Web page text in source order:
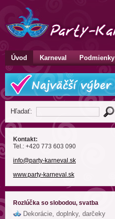
Úvod Karneval Podmienky
Hľadať:
Kontakt:
Tel.: +420 773 603 090
info@party-karneval .sk
www.party-karneval.sk
Rozlúčka so slobodou, svatba
Dekorácie, doplnky, darčeky